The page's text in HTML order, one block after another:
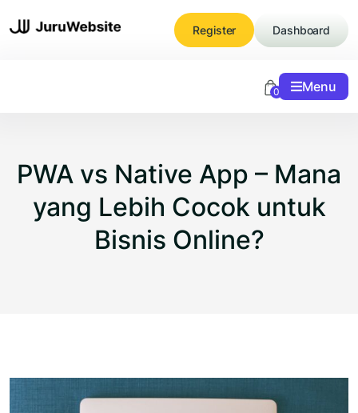
to
Register Dashboard
0 Menu
PWA vs Native App – Mana
yang Lebih Cocok untuk
Bisnis Online?